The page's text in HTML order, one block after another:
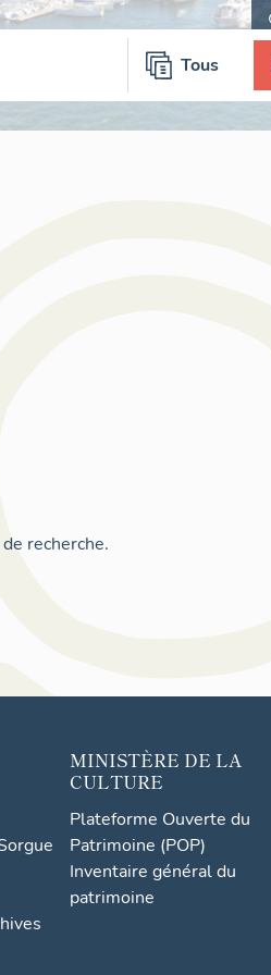
Tous
recherche.
MINISTÈRE DE LA
CULTURE
Plateforme Ouverte du
Patrimoine (POP)
Inventaire général du
patrimoine